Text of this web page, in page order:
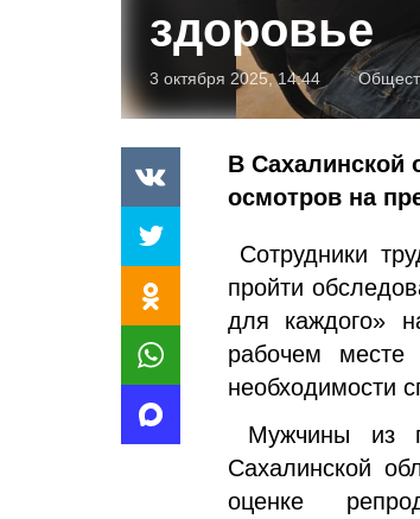
здоровье
3 октября 2025, 14:44
В Сахалинской
осмотров на
Сотрудники
пройти
для каждого»
рабочем месте
необходимости
Мужчины из
Сахалинской
оценке